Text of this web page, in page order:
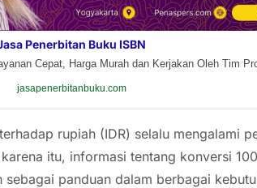
Penerbitan Buku ISBN
Cepat, Harga Murah dan Kerjakan Oleh Tim
jasapenerbitanbuku.com
rupiah (IDR) selalu mengalami
itu, informasi tentang konversi
panduan dalam berbagai